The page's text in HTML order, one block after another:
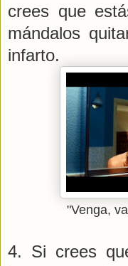
crees que
mándalos
infarto.
"Venga,
4. Si crees